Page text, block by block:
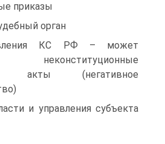
приказы
орган
КС РФ – может
акты (негативное
и управления субъекта